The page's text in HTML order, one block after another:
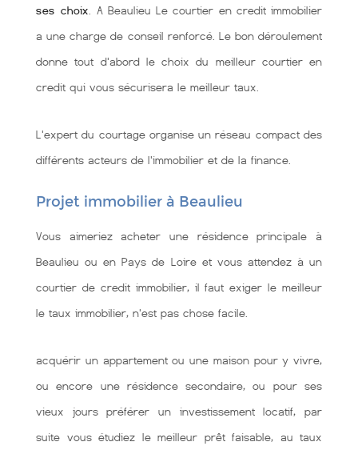
ses choix . A Beaulieu Le courtier en credit immobilier
a une charge de conseil renforcé. Le bon déroulement
donne tout d'abord le choix du meilleur courtier en
credit qui vous sécurisera le meilleur taux.
L'expert du courtage organise un réseau compact des
différents acteurs de l'immobilier et de la finance.
Projet immobilier à Beaulieu
Vous aimeriez acheter une résidence principale à
Beaulieu ou en Pays de Loire et vous attendez à un
courtier de credit immobilier, il faut exiger le meilleur
le taux immobilier, n'est pas chose facile.
acquérir un appartement ou une maison pour y vivre,
ou encore une résidence secondaire, ou pour ses
vieux jours préférer un investissement locatif, par
suite vous étudiez le meilleur prêt faisable, au taux